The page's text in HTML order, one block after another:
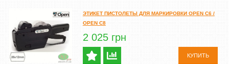
ЭТИКЕТ ПИСТОЛЕТЫ ДЛЯ МАРКИРОВКИ OPEN C6 /
OPEN C8
2 025 грн
КУПИТЬ